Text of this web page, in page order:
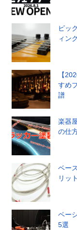
ピッ
ィン
【
すめ
譜
楽器
の仕
ベー
リッ
ベー
5選